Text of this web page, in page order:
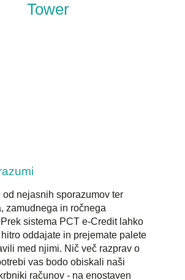
Tower
od nejasnih sporazumov ter
zamudnega in ročnega
sistema PCT e-Credit lahko
oddajate in prejemate palete
med njimi. Nič več razprav o
vas bodo obiskali naši
računov - na enostaven